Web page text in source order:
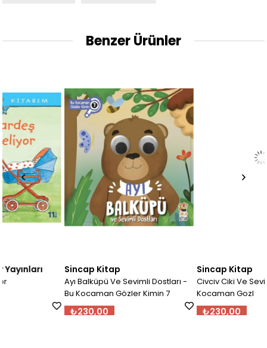
Benzer Ürünler
Sincap Kitap
Ayı Balküpü Ve Sevimli Dostları -
Bu Kocaman Gözler Kimin 7
₺230,00
Sincap Kitap
Civciv Ciki Ve Sevimli Dostları-
Kocaman Gozl
₺230,00